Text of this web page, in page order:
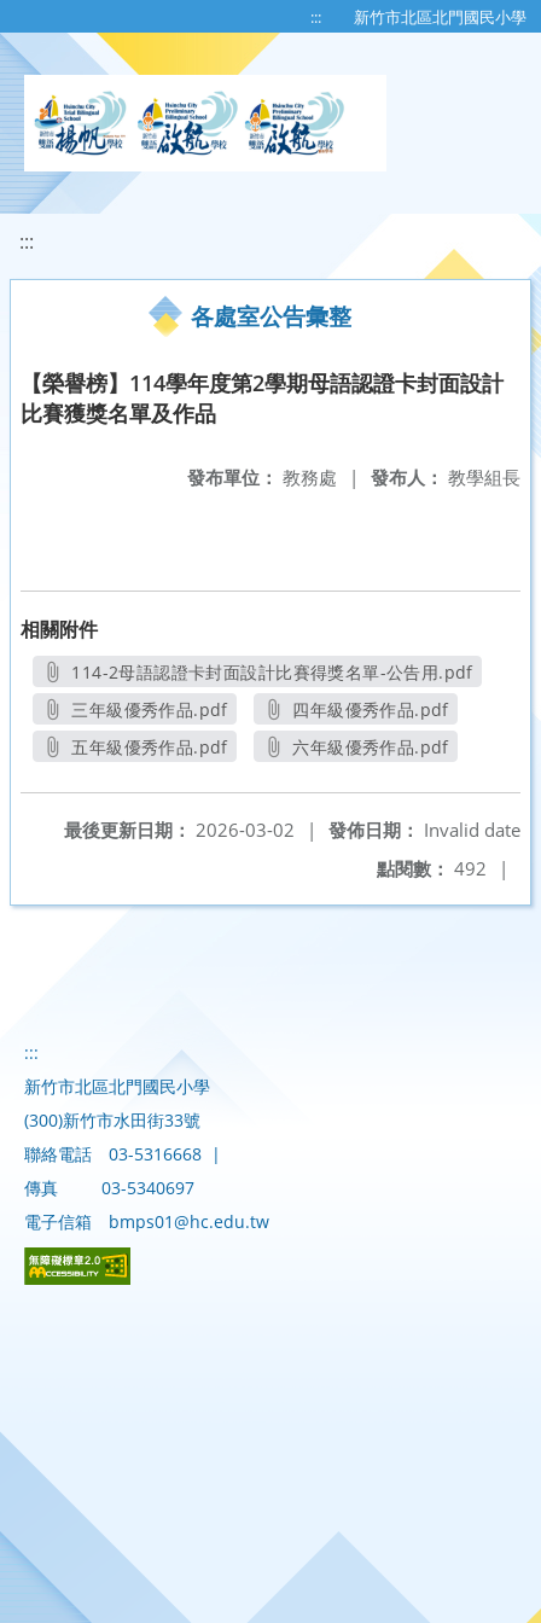
::: 新竹市北區北門國民小學
:::
各處室公告彙整
【榮譽榜】114學年度第2學期母語認證卡封面設計
比賽獲獎名單及作品
發布人： 教學組長
發布單位： 教務處 |
相關附件
114-2母語認證卡封面設計比賽得獎名單-公告用.pdf
另開新視窗
三年級優秀作品.pdf
另開新視窗
四年級優秀作品.pdf
另開新視窗
五年級優秀作品.pdf
六年級優秀作品.pdf
發佈日期： Invalid date
最後更新日期： 2026-03-02
|
點閱數： 492 |
:::
新竹市北區北門國民小學
(300)新竹市水田街33號
聯絡電話
03-5316668 |
傳真
03-5340697
電子信箱
bmps01@hc.edu.tw